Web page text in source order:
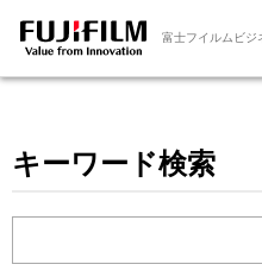
富士フイルムビジ
キーワード検索